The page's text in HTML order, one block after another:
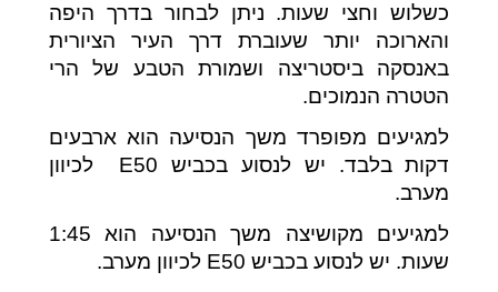
כשלוש וחצי שעות. ניתן לבחור בדרך היפה
והארוכה יותר שעוברת דרך העיר הציורית
באנסקה ביסטריצה ושמורת הטבע של הרי
הטטרה הנמוכים.
למגיעים מפופרד משך הנסיעה הוא ארבעים
דקות בלבד. יש לנסוע בכביש E50 לכיוון
מערב.
למגיעים מקושיצה משך הנסיעה הוא 1:45
שעות. יש לנסוע בכביש E50 לכיוון מערב.